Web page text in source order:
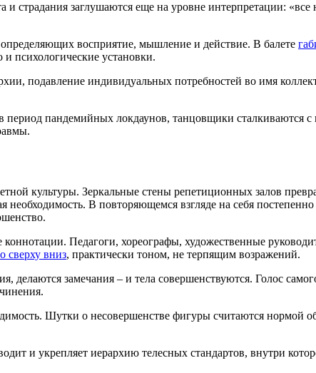
заглушаются еще на уровне интерпретации: «все
восприятие, мышление и действие. В балете
психологические установки.
подавление индивидуальных потребностей во имя
период пандемийных локдаунов, танцовщики сталкиваются
культуры. Зеркальные стены репетиционных залов
необходимость. В повторяющемся взгляде на себя
коннотации. Педагоги, хореографы, художественные
сверху вниз, практически тоном, не терпящим возражений.
замечания – и тела совершенствуются. Голос
Шутки о несовершенстве фигуры считаются нормой
и укрепляет иерархию телесных стандартов, внутри